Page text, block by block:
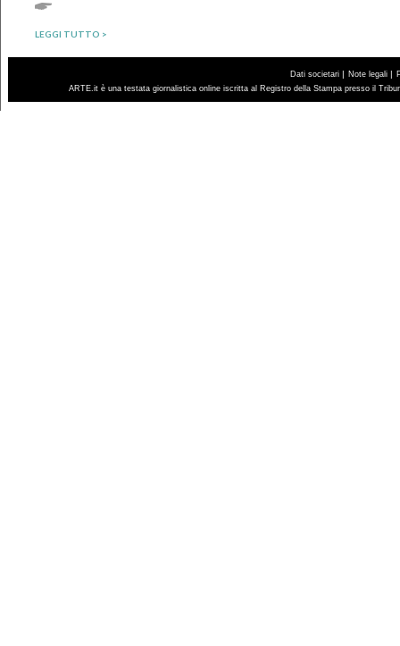
LEGGI TUTTO >
Dati societari | Note legali |
ARTE.it è una testata giornalistica online iscritta al Registro della Stampa presso il